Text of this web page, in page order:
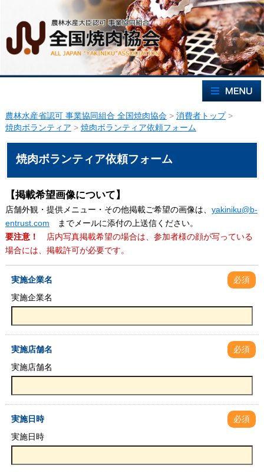
農林水産省認可 事業協同組合 全国焼肉協会 > 消費者トップ >
焼肉ボランティア > 焼肉ボランティア依頼フォーム
焼肉ボランティア依頼フォーム
【掲載希望画像について】
店舗外観・提供メニュー・その他掲載ご希望の画像は、 yakiniku@b-
entrust.com までメールに添付の上送信ください。
要注意！
店内写真掲載希望の場合は、参加者様の顔が写っている
場合には、掲載許可が必要です。
実施企業名
必須
実施企業名
実施店舗名
必須
実施店舗名
実施日時
必須
実施日時